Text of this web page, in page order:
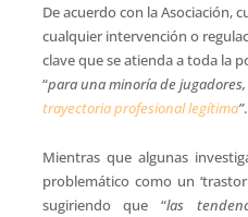
De acuerdo con la Asociación,
cualquier intervención o
clave que se atienda a toda la
“para una minoría de
trayectoria profesional legítima”.
Mientras que algunas
problemático como un
sugiriendo que “las